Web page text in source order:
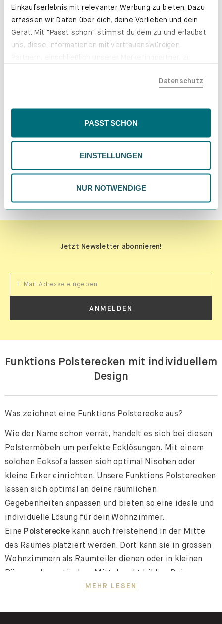
Einkaufserlebnis mit relevanter Werbung zu bieten. Dazu
erfassen wir Daten über dich, deine Vorlieben und dein
Gerät. Mit "Passt schon" stimmst du dem zu und erlaubst
uns, diese Informationen mit vertrauenswürdigen
der EU, beispielsweise in den USA, verarbeitet werden
Inhalte eingeschränkt sein könnten. Wähle
deiner Präferenzen. Du kannst deine Wahl jederzeit
ändern. Weitere Informationen findest du in unserer
Datenschutzrichtlinie.
Datenschutz
PASST SCHON
EINSTELLUNGEN
NUR NOTWENDIGE
natürlich rau, mal samtig weich: Du
hast die Wahl zwischen
verschiedenen Materialien und
MATERIALPROBEN BESTELLEN
Jetzt Newsletter abonnieren!
ANMELDEN
Funktions Polsterecken mit individuellem
Design
Was zeichnet eine Funktions Polsterecke aus?
Wie der Name schon verrät, handelt es sich bei diesen
Polstermöbeln um perfekte Ecklösungen. Mit einem
solchen Ecksofa lassen sich optimal Nischen oder
kleine Erker einrichten. Unsere Funktions Polsterecken
lassen sich optimal an deine räumlichen
Gegebenheiten anpassen und bieten so eine ideale und
individuelle Lösung für dein Wohnzimmer.
Eine Polsterecke kann auch freistehend in der Mitte
des Raumes platziert werden. Dort kann sie in grossen
Wohnzimmern als Raumteiler dienen oder in kleinen
Räumen den optischen Mittelpunkt bilden. Deine
Funktions Polsterecke kann so ganz einfach deinen
so die ideale Möglichkeit zum Abschalten bieten.
MEHR LESEN